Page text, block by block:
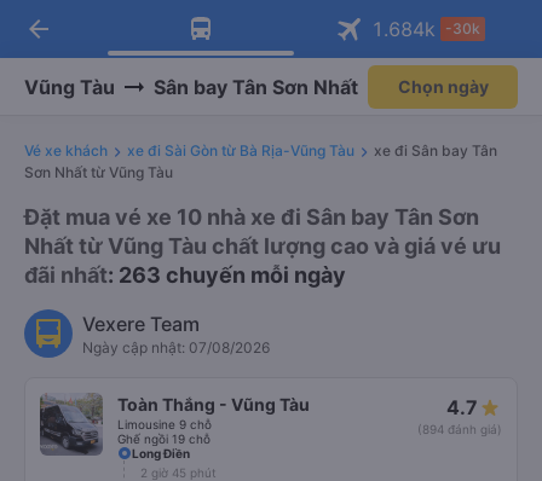
Tải app Vexere ngay!
Nhận ưu đãi thành viên độc
Mở app
Tải app Vexere
-30k/ghế khi đặt vé máy bay qua
Mở app
arrow_back 1.684k -30k
Vũng Tàu Sân bay Tân Sơn Nhất Chọn ngày
Vé xe khách xe đi Sài Gòn từ Bà Rịa-Vũng Tàu
xe đi Sân bay Tân
Sơn Nhất từ Vũng Tàu
Đặt mua vé xe 10 nhà xe đi Sân bay Tân Sơn
Nhất từ Vũng Tàu chất lượng cao và giá vé ưu
đãi nhất: 263 chuyến mỗi ngày
Vexere Team
Ngày cập nhật: 07/08/2026
Toàn Thắng - Vũng Tàu
Limousine 9 chỗ
Ghế ngồi 19 chỗ
4.7
(894 đánh giá)
Long Điền
2 giờ 45 phút